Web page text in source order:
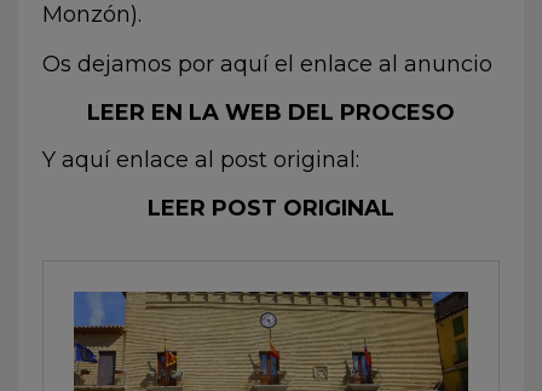
Monzón).
Os dejamos por aquí el enlace al anuncio
LEER EN LA WEB DEL PROCESO
Y aquí enlace al post original:
LEER POST ORIGINAL